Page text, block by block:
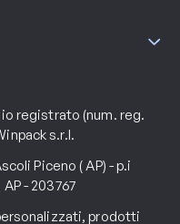
registrato (num. reg.
s.r.l.
Piceno ( AP) - p.i
- 203767
prodotti